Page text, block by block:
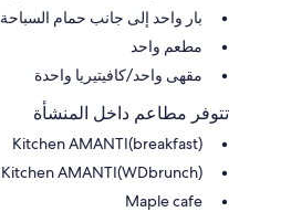
بار واحد إلى جانب حمام السباحة
مطعم واحد
مقهى واحد/كافيتيريا واحدة
تتوفر مطاعم داخل المنشأة
Kitchen AMANTI(breakfast)
Kitchen AMANTI(WDbrunch)
Maple cafe